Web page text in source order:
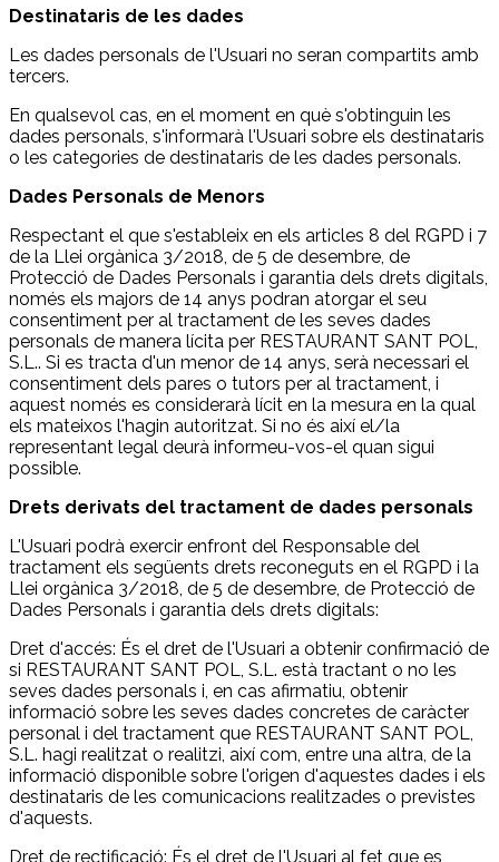
Destinataris de les dades
Les dades personals de l'Usuari no seran compartits amb
tercers.
En qualsevol cas, en el moment en què s'obtinguin les
dades personals, s'informarà l'Usuari sobre els destinataris
o les categories de destinataris de les dades personals.
Dades Personals de Menors
Respectant el que s'estableix en els articles 8 del RGPD i 7
de la Llei orgànica 3/2018, de 5 de desembre, de
Protecció de Dades Personals i garantia dels drets digitals,
només els majors de 14 anys podran atorgar el seu
consentiment per al tractament de les seves dades
personals de manera lícita per RESTAURANT SANT POL,
S.L.. Si es tracta d'un menor de 14 anys, serà necessari el
consentiment dels pares o tutors per al tractament, i
aquest només es considerarà lícit en la mesura en la qual
els mateixos l'hagin autoritzat. Si no és així el/la
representant legal deurà informeu-vos-el quan sigui
possible.
Drets derivats del tractament de dades personals
L'Usuari podrà exercir enfront del Responsable del
tractament els següents drets reconeguts en el RGPD i la
Llei orgànica 3/2018, de 5 de desembre, de Protecció de
Dades Personals i garantia dels drets digitals:
Dret d'accés: És el dret de l'Usuari a obtenir confirmació de
si RESTAURANT SANT POL, S.L. està tractant o no les
seves dades personals i, en cas afirmatiu, obtenir
informació sobre les seves dades concretes de caràcter
personal i del tractament que RESTAURANT SANT POL,
S.L. hagi realitzat o realitzi, així com, entre una altra, de la
informació disponible sobre l'origen d'aquestes dades i els
destinataris de les comunicacions realitzades o previstes
d'aquests.
Dret de rectificació: És el dret de l'Usuari al fet que es